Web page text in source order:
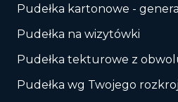
Pudełka kartonowe -
Pudełka na wizytówki
Pudełka tekturowe z
Pudełka wg Twojego